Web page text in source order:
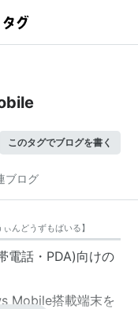
このタグでブログを書く
ブログ
ぃんどうずもばいる】
電話・PDA)向けの
Mobile搭載端末を